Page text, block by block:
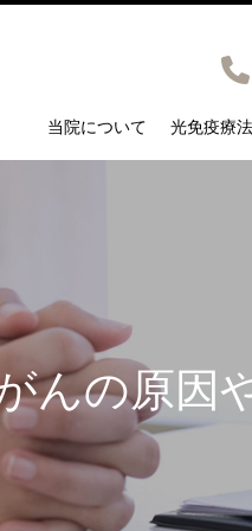
当院について 光免疫療法
んの原因